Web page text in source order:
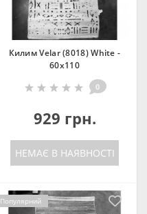
Килим Velar (8018) White -
60х110
0
929 грн.
НЕМАЄ В НАЯВНОСТІ
Популярний